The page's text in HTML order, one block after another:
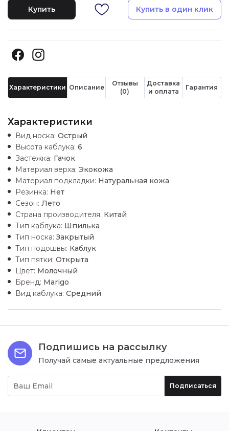
Купить Купить в один клик
Характеристики Описание
Отзывы
(0)
Доставка
и оплата
Гарантия
Характеристики
Вид носка: Острый
Высота каблука: 6
Застежка: Гачок
Материал верха: Экокожа
Материал подкладки: Натуральная кожа
Резинка: Нет
Сезон: Лето
Страна производителя: Китай
Тип каблука: Шпилька
Тип носка: Закрытый
Тип подошвы: Каблук
Тип пятки: Открыта
Цвет: Молочный
Бренд: Marigo
Вид каблука: Средний
Подпишись на рассылку
Получай самые актуальные предложения
Подписаться